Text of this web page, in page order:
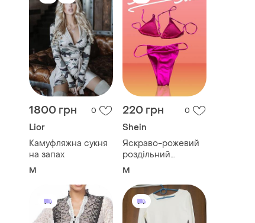
1800 грн 0
Lior
Камуфляжна сукня
на запах
M
220 грн 0
Shein
Яскраво-рожевий
роздільний
купальник-бікіні
M